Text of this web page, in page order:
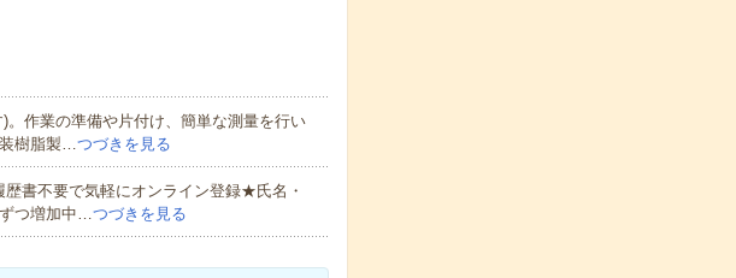
作業の準備や片付け、簡単な測量を行い
樹脂製…つづきを見る
書不要で気軽にオンライン登録★氏名・
つ増加中…つづきを見る